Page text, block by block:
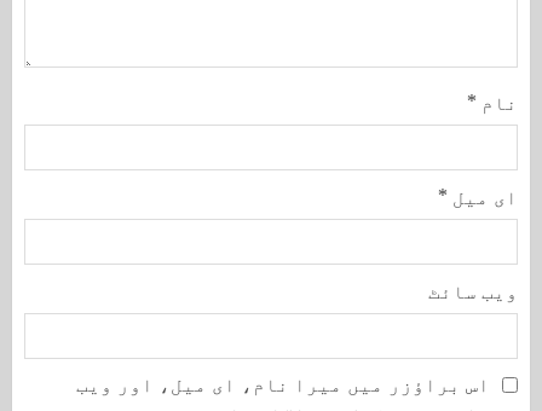
نام *
ای میل *
ویب‌ سائٹ
اس براؤزر میں میرا نام، ای میل، اور ویب